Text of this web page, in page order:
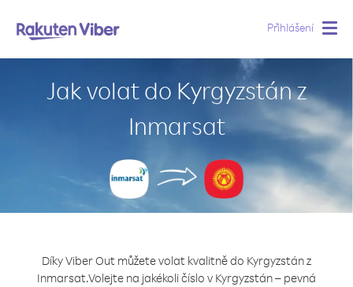
Přihlášení
Jak volat do Kyrgyzstán z
Inmarsat
Díky Viber Out můžete volat kvalitně do Kyrgyzstán z
Inmarsat.Volejte na jakékoli číslo v Kyrgyzstán – pevná